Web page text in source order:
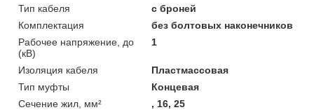
Тип кабеля
с броней
Комплектация
без болтовых наконечников
Рабочее напряжение, до
(кВ)
1
Изоляция кабеля
Пластмассовая
Тип муфты
Концевая
Сечение жил, мм²
, 16, 25